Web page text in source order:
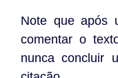
Note que após
comentar o
nunca concluir